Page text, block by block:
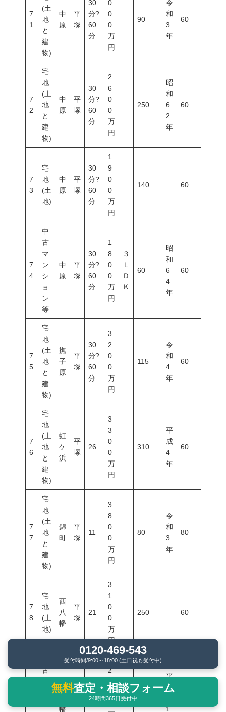
7
1
(土
地
と
建
物)
中
原
平
塚
30
分?
60
分
0
0
0
万
円
90
令
和
3
年
60
7
2
宅
地
(土
地
と
建
物)
中
原
平
塚
30
分?
60
分
2
6
0
0
万
円
250
昭
和
6
2
年
60
7
3
宅
地
(土
地)
中
原
平
塚
30
分?
60
分
1
9
0
0
万
円
140 60
7
4
中
古
マ
ン
シ
ョ
ン
等
中
原
平
塚
30
分?
60
分
1
8
0
0
万
円
３
Ｌ
Ｄ
Ｋ
60
昭
和
6
4
年
60
7
5
宅
地
(土
地
と
建
物)
撫
子
原
平
塚
30
分?
60
分
3
2
0
0
万
円
115
令
和
4
年
60
7
6
宅
地
(土
地
と
建
物)
虹
ケ
浜
平
塚
26
3
3
0
0
万
円
310
平
成
4
年
60
7
7
宅
地
(土
地
と
建
物)
錦
町
平
塚
11
3
8
0
0
万
円
80
令
和
3
年
80
7
8
宅
地
(土
地)
西
八
幡
平
塚
21
3
1
0
0
万
円
250 60
古
西
幡
平
19
2
7
0
２
Ｌ
Ｄ
平
成
1
0120-469-543
受付時間/9:00～18:00 (土日祝も受付中)
無料査定・相談フォーム
24時間365日受付中